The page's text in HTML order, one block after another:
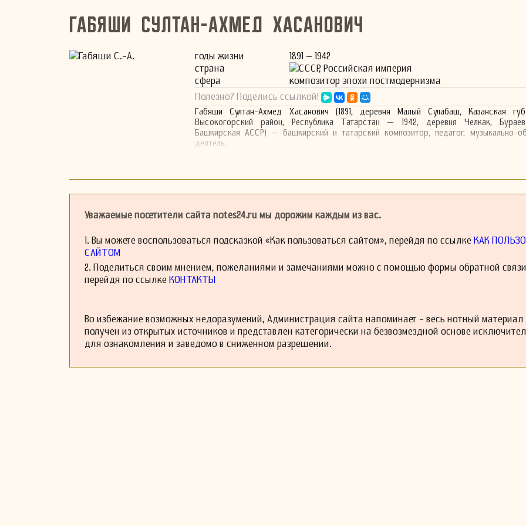
Габяши Султан-Ахмед Хасанович
годы жизни
1891 – 1942
страна
СССР, Российская империя
сфера
композитор эпохи постмодернизма
Полезно? Поделись ссылкой!
Габяши Султан-Ахмед Хасанович (1891, деревня Малый Сулабаш, Казанская
Высокогорский район, Республика Татарстан — 1942, деревня Челкак,
Башкирская АССР) — башкирский и татарский композитор, педагог, музыкально-
деятель.
Уважаемые посетители сайта notes24.ru мы дорожим каждым из вас.
1. Вы можете воспользоваться подсказкой «Как пользоваться сайтом», перейдя по ссылке КАК
САЙТОМ
2. Поделиться своим мнением, пожеланиями и замечаниями можно с помощью формы обратной
перейдя по ссылке КОНТАКТЫ
Во избежание возможных недоразумений, Администрация сайта напоминает - весь нотный материал
получен из открытых источников и представлен категорически на безвозмездной основе
для ознакомления и заведомо в сниженном разрешении.